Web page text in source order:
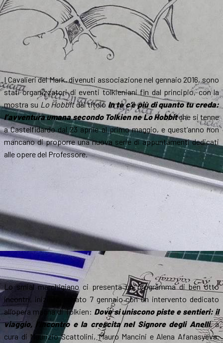
I Cavalieri del Mark, divenuti associazione nel gennaio 2016, sono
stati organizzatori di eventi tolkieniani fin dal principio, con la
mostra su Lo Hobbitdal titolo In te c’è più di quanto tu creda:
l’avventura umana secondo Tolkien ne Lo Hobbitche si tenne
a Castelfidardo dal 23 aprile al primo maggio, e quest’anno non
mancano di proporre una nuova serie di appuntamenti dedicati
alle opere del Professore.
Lo smial marchigiano ci presenta un programma di ben otto
incontri, iniziato sabato 7 gennaio con un intervento dedicato
all’opera magna di Tolkien: Dove si uniscono piste e sentieri: il
viaggio, l’incontro e la crescita nel Signore degli Anelli, a
cura di Maurizio Scattolini, Mauro Mancini e Alena Afanasyeva.